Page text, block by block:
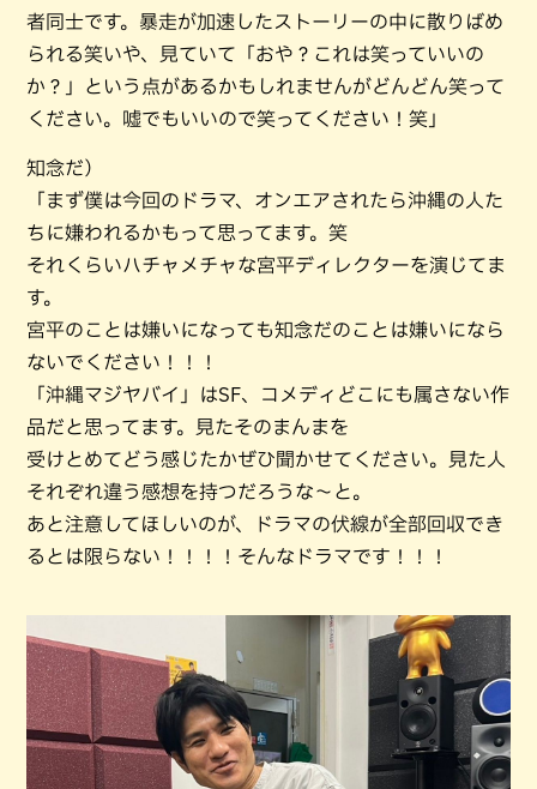
者同士です。暴走が加速したストーリーの中に散りばめ
られる笑いや、見ていて「おや？これは笑っていいの
か？」という点があるかもしれませんがどんどん笑って
ください。嘘でもいいので笑ってください！笑」
知念だ）
「まず僕は今回のドラマ、オンエアされたら沖縄の人た
ちに嫌われるかもって思ってます。笑
それくらいハチャメチャな宮平ディレクターを演じてま
す。
宮平のことは嫌いになっても知念だのことは嫌いになら
ないでください！！！
「沖縄マジヤバイ」はSF、コメディどこにも属さない作
品だと思ってます。見たそのまんまを
受けとめてどう感じたかぜひ聞かせてください。見た人
それぞれ違う感想を持つだろうな～と。
あと注意してほしいのが、ドラマの伏線が全部回収でき
るとは限らない！！！！そんなドラマです！！！